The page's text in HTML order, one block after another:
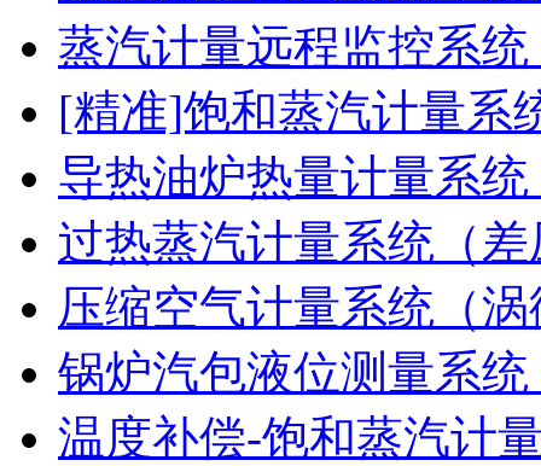
蒸汽计量远程监控系
[精准]饱和蒸汽计量系
导热油炉热量计量系
过热蒸汽计量系统（
压缩空气计量系统（
锅炉汽包液位测量系
温度补偿-饱和蒸汽计